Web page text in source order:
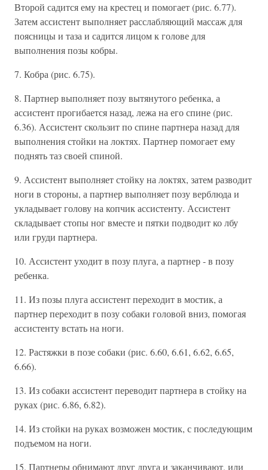
Второй садится ему на крестец и помогает (рис. 6.77).
Затем ассистент выполняет расслабляющий массаж для
поясницы и таза и садится лицом к голове для
выполнения позы кобры.
7. Кобра (рис. 6.75).
8. Партнер выполняет позу вытянутого ребенка, а
ассистент прогибается назад, лежа на его спине (рис.
6.36). Ассистент скользит по спине партнера назад для
выполнения стойки на локтях. Партнер помогает ему
поднять таз своей спиной.
9. Ассистент выполняет стойку на локтях, затем разводит
ноги в стороны, а партнер выполняет позу верблюда и
укладывает голову на копчик ассистенту. Ассистент
складывает стопы ног вместе и пятки подводит ко лбу
или груди партнера.
10. Ассистент уходит в позу плуга, а партнер - в позу
ребенка.
11. Из позы плуга ассистент переходит в мостик, а
партнер переходит в позу собаки головой вниз, помогая
ассистенту встать на ноги.
12. Растяжки в позе собаки (рис. 6.60, 6.61, 6.62, 6.65,
6.66).
13. Из собаки ассистент переводит партнера в стойку на
руках (рис. 6.86, 6.82).
14. Из стойки на руках возможен мостик, с последующим
подъемом на ноги.
15. Партнеры обнимают друг друга и заканчивают, или